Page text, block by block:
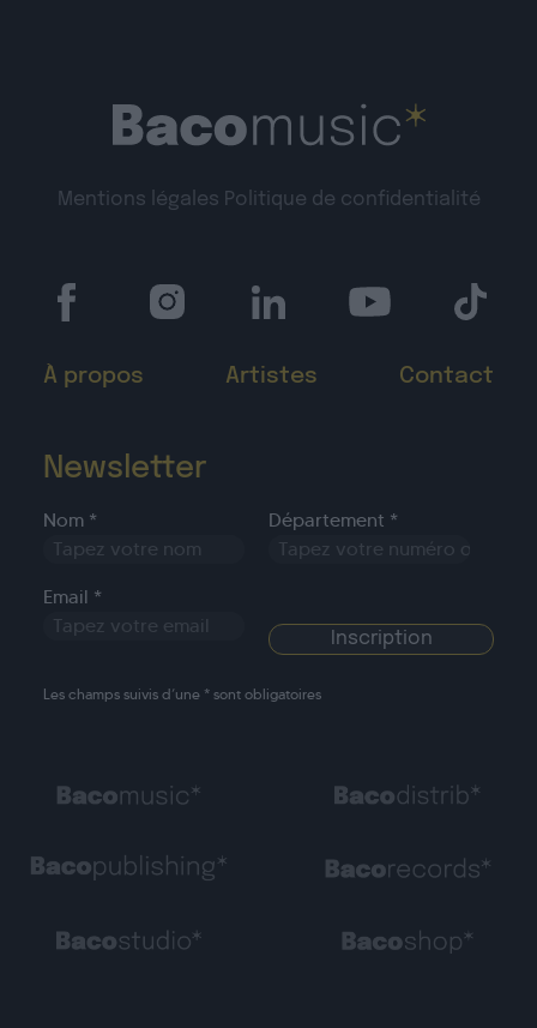
Mentions légales Politique de confidentialité
À propos Artistes Contact
Newsletter
Nom * Département *
Email *
Les champs suivis d’une * sont obligatoires